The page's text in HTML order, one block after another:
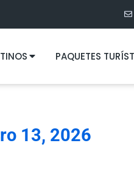
PAQUETES
13, 2026